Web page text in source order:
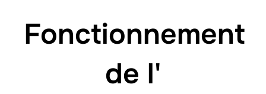
Fonctionnement
de l'